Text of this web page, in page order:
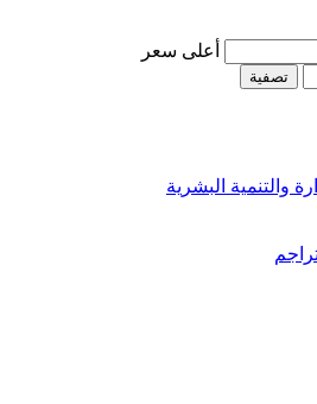
أعلى سعر
تصفية
والتنمية البشرية